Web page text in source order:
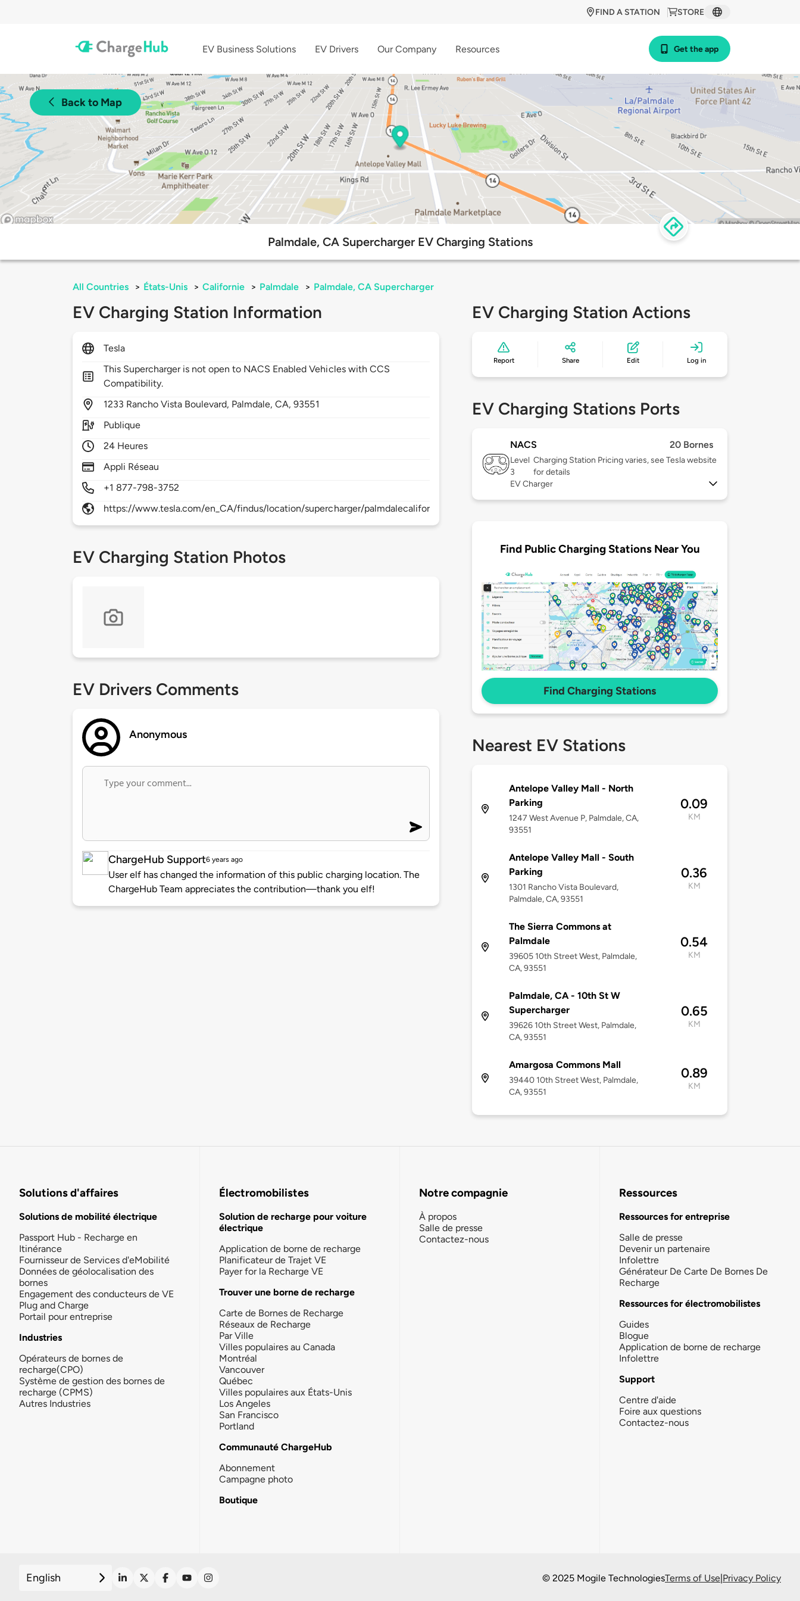
STORE
FIND A STATION
EV Business Solutions EV Drivers Our Company Resources Get the app
Back to Map
Palmdale, CA Supercharger EV Charging Stations
All Countries > États-Unis > Californie > Palmdale > Palmdale, CA Supercharger
EV Charging Station Information
Tesla
This Supercharger is not open to NACS Enabled Vehicles with CCS
Compatibility.
1233 Rancho Vista Boulevard, Palmdale,CA,93551
Publique
24 Heures
Appli Réseau
+1 877-798-3752
https://www.tesla.com/en_CA/findus/location/supercharger/palmdalecaliforniasupercharger
EV Charging Station Photos
EV Drivers Comments
Anonymous
ChargeHub Support6 years ago
User elf has changed the information of this public charging location. The
ChargeHub Team appreciates the contribution—thank you elf!
EV Charging Station Actions
Report Share Edit Log in
EV Charging Stations Ports
NACS 20 Bornes
Level
3
Charging Station Pricing varies, see Tesla website
for details
EV Charger
Find Public Charging Stations Near You
Find Charging Stations
Nearest EV Stations
Antelope Valley Mall - North
Parking
1247 West Avenue P, Palmdale, CA,
93551
0.09
KM
Antelope Valley Mall - South
Parking
1301 Rancho Vista Boulevard,
Palmdale, CA, 93551
0.36
KM
The Sierra Commons at
Palmdale
39605 10th Street West, Palmdale,
CA, 93551
0.54
KM
Palmdale, CA - 10th St W
Supercharger
39626 10th Street West, Palmdale,
CA, 93551
0.65
KM
Amargosa Commons Mall
39440 10th Street West, Palmdale,
CA, 93551
0.89
KM
Solutions d'affaires
Solutions de mobilité électrique
Passport Hub - Recharge en
Itinérance
Fournisseur de Services d'eMobilité
Données de géolocalisation des
bornes
Engagement des conducteurs de VE
Plug and Charge
Portail pour entreprise
Industries
Opérateurs de bornes de
recharge(CPO)
Système de gestion des bornes de
recharge (CPMS)
Autres Industries
Électromobilistes
Solution de recharge pour voiture
électrique
Application de borne de recharge
Planificateur de Trajet VE
Payer for la Recharge VE
Trouver une borne de recharge
Carte de Bornes de Recharge
Réseaux de Recharge
Par Ville
Villes populaires au Canada
Montréal
Vancouver
Québec
Villes populaires aux États-Unis
Los Angeles
San Francisco
Portland
Communauté ChargeHub
Abonnement
Campagne photo
Boutique
Notre compagnie
À propos
Salle de presse
Contactez-nous
Ressources
Ressources for entreprise
Salle de presse
Devenir un partenaire
Infolettre
Générateur De Carte De Bornes De
Recharge
Ressources for électromobilistes
Guides
Blogue
Application de borne de recharge
Infolettre
Support
Centre d'aide
Foire aux questions
Contactez-nous
English © 2025 Mogile TechnologiesTerms of Use|Privacy Policy